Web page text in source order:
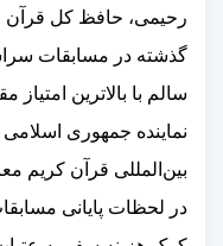
رحیمی، حافظ کل
گذشته در مسابقات
سالم با بالاترین
نماینده جمهوری
بین‌المللی قرآن کریم
در لحظات پایانی